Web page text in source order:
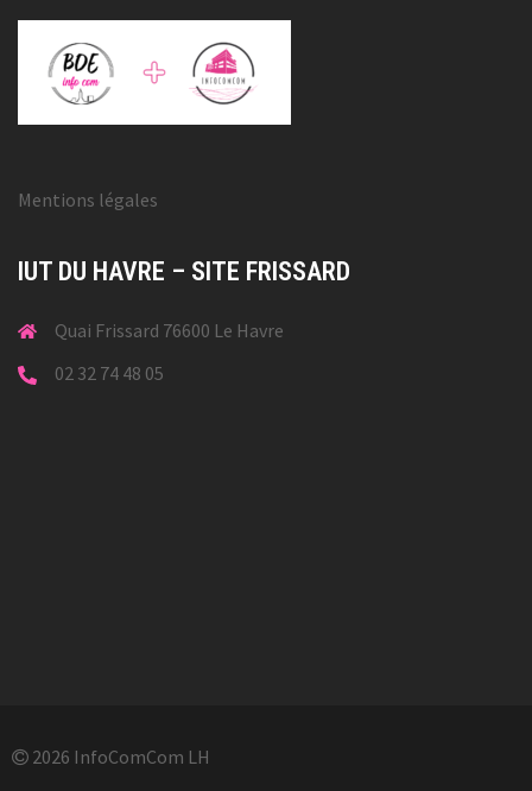
Mentions légales
IUT DU HAVRE – SITE FRISSARD
Quai Frissard 76600 Le Havre
02 32 74 48 05
2026 InfoComCom LH